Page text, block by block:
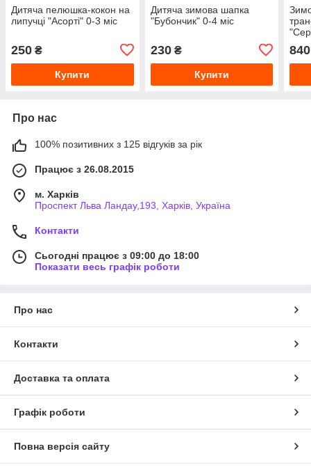
Дитяча пелюшка-кокон на
липучці "Асорті" 0-3 міс
250 ₴
Купити
Дитяча зимова шапка
"Бубончик" 0-4 міс
230₴
Купити
840
Про нас
100% позитивних з 125 відгуків за рік
Працює з 26.08.2015
м. Харків
Проспект Льва Ландау,193, Харків, Україна
Контакти
Сьогодні працює з 09:00 до 18:00
Показати весь графік роботи
Про нас
Контакти
Доставка та оплата
Графік роботи
Повна версія сайту